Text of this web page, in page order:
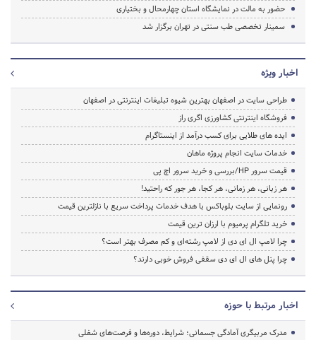
حضور به مالت در نمایشگاه استان چهارمحال و بختیاری
سمینار تخصصی طب سنتی در تهران برگزار شد
اخبار ویژه
طراحی سایت در اصفهان بهترین شیوه تبلیغات اینترنتی در اصفهان
فروشگاه اینترنتی کشاورزی اگری راز
ایده های طلایی برای کسب درآمد از اینستاگرام
خدمات سایت انجام پروژه ماهان
قیمت سرور HP/بررسی و خرید سرور اچ پی
هر زبانی، هر زمانی، هر کجا، هر جور که راحتید!
رونمایی از سایت بلوباکس با هدف خدمات پرداخت سریع با نازلترین قیمت
خرید تلگرام پرمیوم با ارزان ترین قیمت
چرا لامپ ال ای دی از لامپ رشته‌ای و کم مصرف بهتر است؟
چرا پنل های ال ای دی سقفی فروش خوبی دارند؟
اخبار مرتبط با حوزه
مدرک مربیگری آمادگی جسمانی؛ شرایط، دوره‌ها و فرصت‌های شغلی